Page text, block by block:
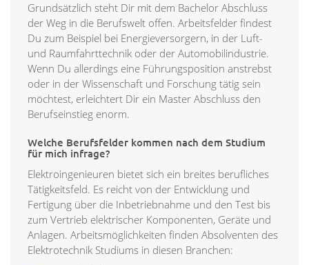
Grundsätzlich steht Dir mit dem Bachelor Abschluss
der Weg in die Berufswelt offen. Arbeitsfelder findest
Du zum Beispiel bei Energieversorgern, in der Luft-
und Raumfahrttechnik oder der Automobilindustrie.
Wenn Du allerdings eine Führungsposition anstrebst
oder in der Wissenschaft und Forschung tätig sein
möchtest, erleichtert Dir ein Master Abschluss den
Berufseinstieg enorm.
Welche Berufsfelder kommen nach dem Studium
für mich infrage?
Elektroingenieuren bietet sich ein breites berufliches
Tätigkeitsfeld. Es reicht von der Entwicklung und
Fertigung über die Inbetriebnahme und den Test bis
zum Vertrieb elektrischer Komponenten, Geräte und
Anlagen. Arbeitsmöglichkeiten finden Absolventen des
Elektrotechnik Studiums in diesen Branchen: